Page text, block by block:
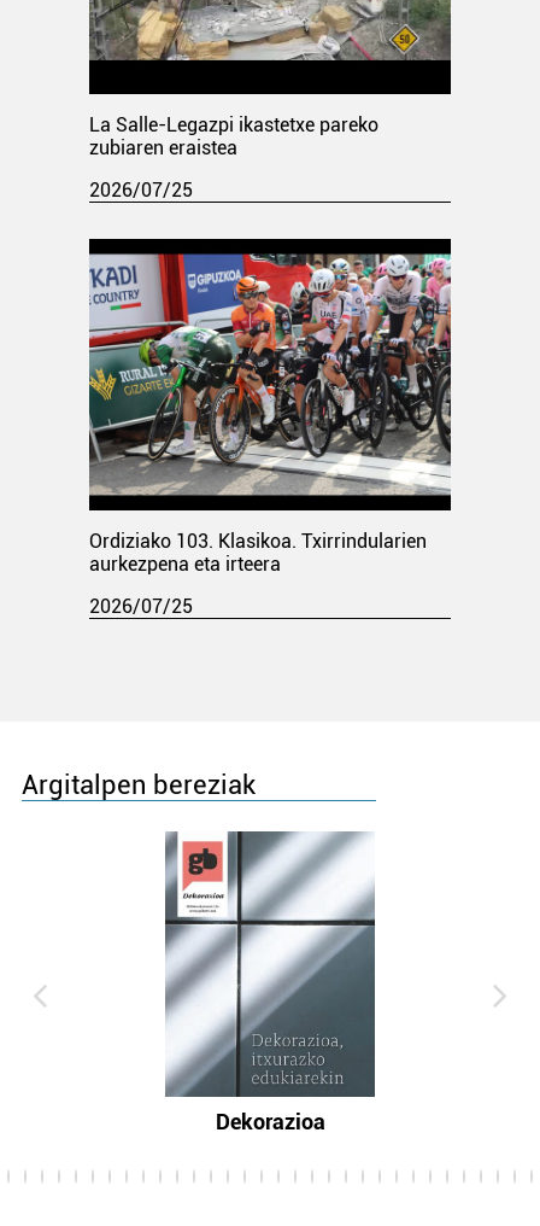
La Salle-Legazpi ikastetxe pareko
zubiaren eraistea
2026/07/25
Ordiziako 103. Klasikoa. Txirrindularien
aurkezpena eta irteera
2026/07/25
Argitalpen bereziak
Dekorazioa